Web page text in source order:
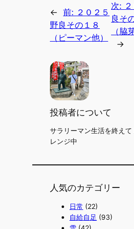
← 前: ２０２５
野良その１８
（ピーマン他）
次:
良そ
（脇
→
投稿者について
サラリーマン生活を終えて
レンジ中
人気のカテゴリー
日常 (22)
自給自足 (93)